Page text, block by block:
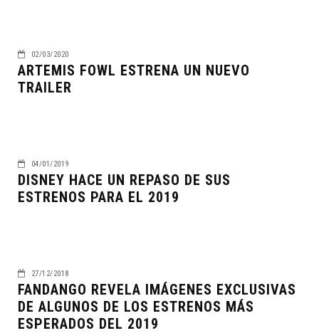
02/03/2020
ARTEMIS FOWL ESTRENA UN NUEVO
TRAILER
04/01/2019
DISNEY HACE UN REPASO DE SUS
ESTRENOS PARA EL 2019
27/12/2018
FANDANGO REVELA IMÁGENES EXCLUSIVAS
DE ALGUNOS DE LOS ESTRENOS MÁS
ESPERADOS DEL 2019